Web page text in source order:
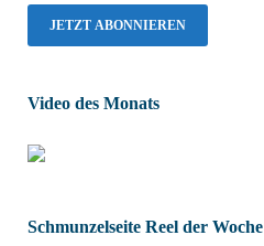
Video des Monats
Schmunzelseite Reel der Woche